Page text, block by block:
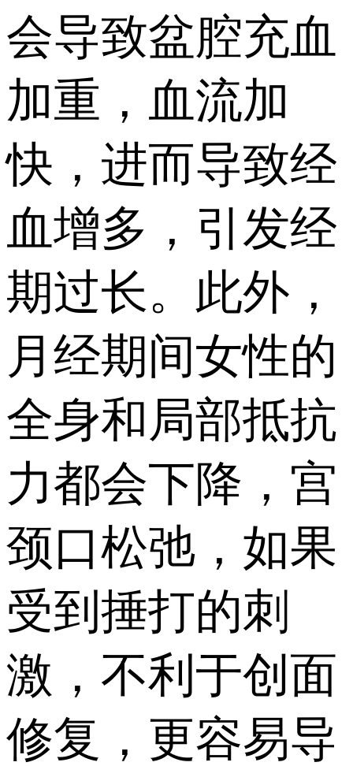
会导致盆腔充血
加重，血流加
快，进而导致经
血增多，引发经
期过长。此外，
月经期间女性的
全身和局部抵抗
力都会下降，宫
颈口松弛，如果
受到捶打的刺
激，不利于创面
修复，更容易导